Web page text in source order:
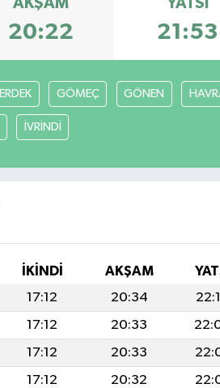
20:22 21:53
ERDEK GÖMEÇ GÖNEN
İVRİNDİ
İKINDI AKŞAM
17:12 20:34
17:12 20:33
17:12 20:33
17:12 20:32